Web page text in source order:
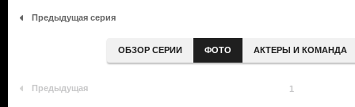
Предыдущая серия
ОБЗОР СЕРИИ ФОТО АКТЕРЫ И КОМАНДА
Предыдущая 1